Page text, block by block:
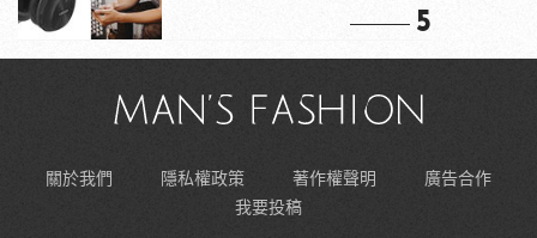
5
關於我們 隱私權政策 著作權聲明
廣告合作
我要投稿